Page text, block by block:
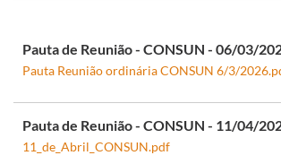
Pauta de Reunião - CONSUN - 06/03/
Pauta Reunião ordinária CONSUN 6/3/
Pauta de Reunião - CONSUN - 11/04/
11_de_Abril_CONSUN.pdf